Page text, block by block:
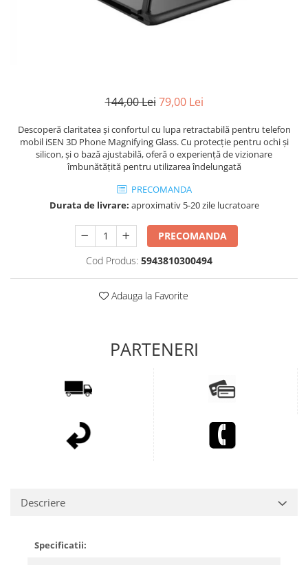
144,00 Lei 79,00 Lei
Descoperă claritatea și confortul cu lupa retractabilă pentru telefon
mobil iSEN 3D Phone Magnifying Glass. Cu protecție pentru ochi și
silicon, și o bază ajustabilă, oferă o experiență de vizionare
îmbunătățită pentru utilizarea îndelungată
PRECOMANDA
Durata de livrare: aproximativ 5-20 zile lucratoare
PRECOMANDA
Cod Produs: 5943810300494
Adauga la Favorite
Descriere
Specificatii: